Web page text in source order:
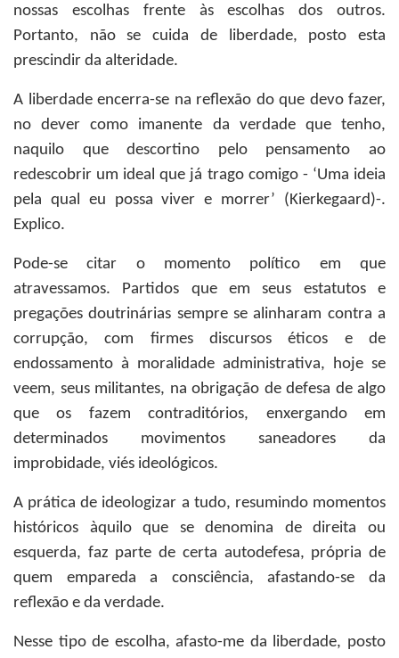
nossas escolhas frente às escolhas dos outros.
Portanto, não se cuida de liberdade, posto esta
prescindir da alteridade.
A liberdade encerra-se na reflexão do que devo fazer,
no dever como imanente da verdade que tenho,
naquilo que descortino pelo pensamento ao
redescobrir um ideal que já trago comigo - ‘Uma ideia
pela qual eu possa viver e morrer’ (Kierkegaard)-.
Explico.
Pode-se citar o momento político em que
atravessamos. Partidos que em seus estatutos e
pregações doutrinárias sempre se alinharam contra a
corrupção, com firmes discursos éticos e de
endossamento à moralidade administrativa, hoje se
veem, seus militantes, na obrigação de defesa de algo
que os fazem contraditórios, enxergando em
determinados movimentos saneadores da
improbidade, viés ideológicos.
A prática de ideologizar a tudo, resumindo momentos
históricos àquilo que se denomina de direita ou
esquerda, faz parte de certa autodefesa, própria de
quem empareda a consciência, afastando-se da
reflexão e da verdade.
Nesse tipo de escolha, afasto-me da liberdade, posto